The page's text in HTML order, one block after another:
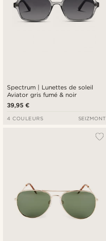
Spectrum | Lunettes de soleil
Aviator gris fumé & noir
39,95 €
4 COULEURS SEIZMONT